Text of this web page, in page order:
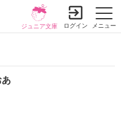
メニュー
ジュニア文庫 ログイン
あ